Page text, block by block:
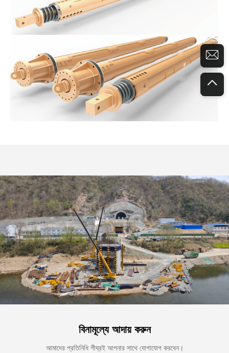
বিনামূল্যে আদায় করুন
আমাদের প্রতিনিধি শীঘ্রই আপনার সাথে যোগাযোগ করবেন।